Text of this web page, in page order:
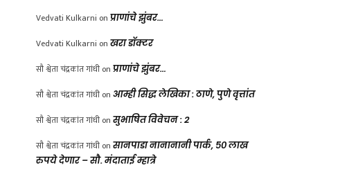
Vedvati Kulkarni on प्राणांचे झुंबर…
Vedvati Kulkarni on खरा डॉक्टर
सौ श्वेता चंद्रकांत गांधी on प्राणांचे झुंबर…
सौ श्वेता चंद्रकांत गांधी on आम्ही सिद्ध लेखिका : ठाणे, पुणे वृत्तांत
सौ श्वेता चंद्रकांत गांधी on सुभाषित विवेचन : 2
सौ श्वेता चंद्रकांत गांधी on सानपाडा नानानानी पार्क, ५० लाख
रुपये देणार – सौ. मंदाताई म्हात्रे